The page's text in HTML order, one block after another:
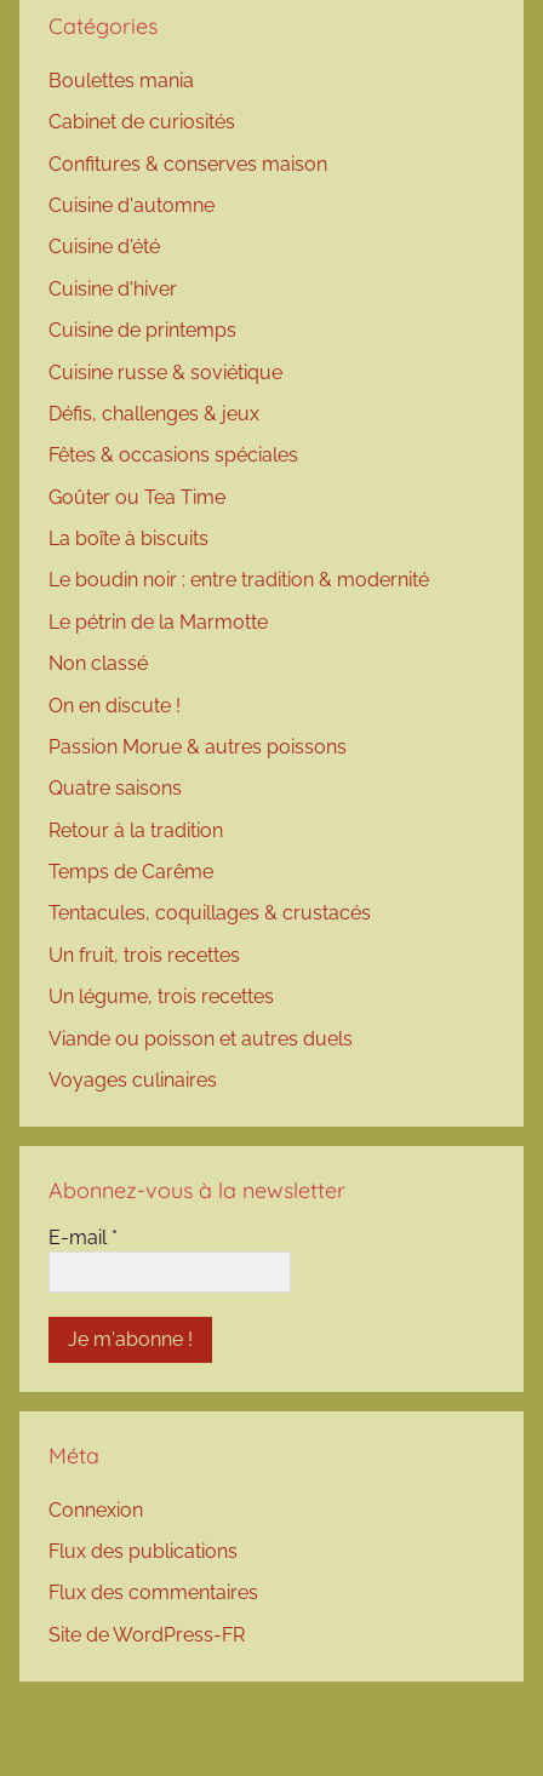
Catégories
Boulettes mania
Cabinet de curiosités
Confitures & conserves maison
Cuisine d'automne
Cuisine d'été
Cuisine d'hiver
Cuisine de printemps
Cuisine russe & soviétique
Défis, challenges & jeux
Fêtes & occasions spéciales
Goûter ou Tea Time
La boîte à biscuits
Le boudin noir : entre tradition & modernité
Le pétrin de la Marmotte
Non classé
On en discute !
Passion Morue & autres poissons
Quatre saisons
Retour à la tradition
Temps de Carême
Tentacules, coquillages & crustacés
Un fruit, trois recettes
Un légume, trois recettes
Viande ou poisson et autres duels
Voyages culinaires
Abonnez-vous à la newsletter
E-mail *
Méta
Connexion
Flux des publications
Flux des commentaires
Site de WordPress-FR